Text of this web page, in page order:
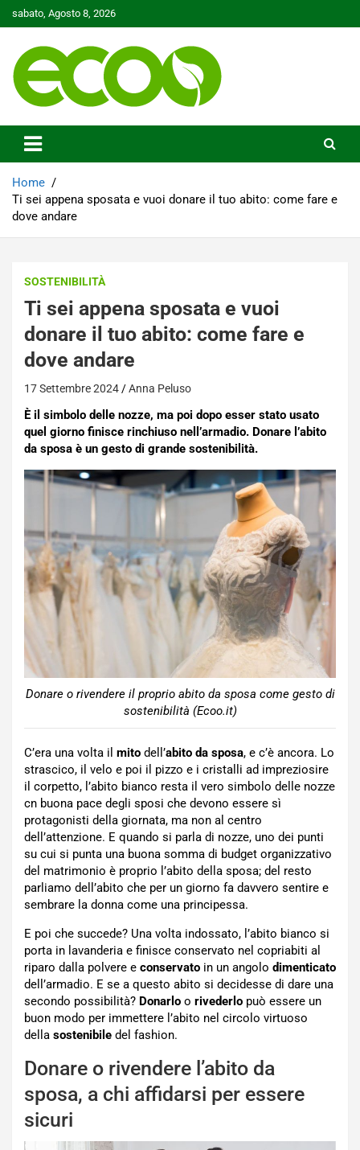
to
sabato, Agosto 8, 2026
Ecoo.it
Home
Ti sei appena sposata e vuoi donare il tuo abito: come fare e
dove andare
SOSTENIBILITÀ
Ti sei appena sposata e vuoi
donare il tuo abito: come fare e
dove andare
17 Settembre 2024 Anna Peluso
È il simbolo delle nozze, ma poi dopo esser stato usato
quel giorno finisce rinchiuso nell’armadio. Donare l’abito
da sposa è un gesto di grande sostenibilità.
Donare o rivendere il proprio abito da sposa come gesto di
sostenibilità (Ecoo.it)
C’era una volta il mito dell’abito da sposa, e c’è ancora. Lo
strascico, il velo e poi il pizzo e i cristalli ad impreziosire
il corpetto, l’abito bianco resta il vero simbolo delle nozze
cn buona pace degli sposi che devono essere sì
protagonisti della giornata, ma non al centro
dell’attenzione. E quando si parla di nozze, uno dei punti
su cui si punta una buona somma di budget organizzativo
del matrimonio è proprio l’abito della sposa; del resto
parliamo dell’abito che per un giorno fa davvero sentire e
sembrare la donna come una principessa.
E poi che succede? Una volta indossato, l’abito bianco si
porta in lavanderia e finisce conservato nel copriabiti al
riparo dalla polvere e conservato in un angolo dimenticato
dell’armadio. E se a questo abito si decidesse di dare una
secondo possibilità? Donarlo o rivederlo può essere un
buon modo per immettere l’abito nel circolo virtuoso
della sostenibile del fashion.
Donare o rivendere l’abito da
sposa, a chi affidarsi per essere
sicuri